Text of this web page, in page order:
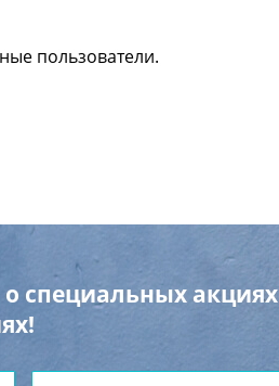
пользователи.
специальных акциях